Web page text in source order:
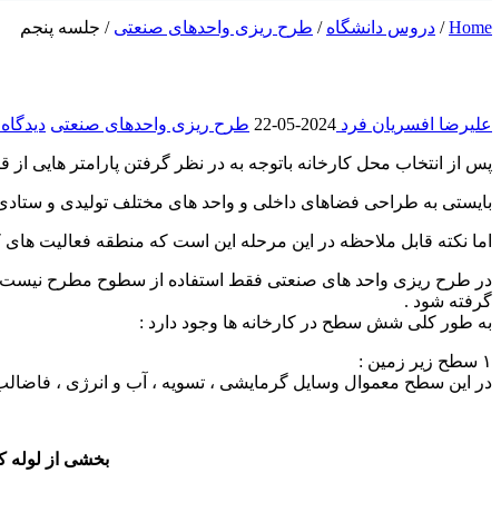
Home
/ دروس دانشگاه / طرح ریزی واحدهای صنعتی / جلسه پنجم
علیرضا افسریان فرد 2024-05-22 طرح ریزی واحدهای صنعتی
پس از انتخاب محل کارخانه باتوجه به در نظر گرفتن پارامتر هایی
بایستی به طراحی فضاهای داخلی و واحد های مختلف تولیدی و
اما نکته قابل ملاحظه در این مرحله این است که منطقه فعالیت
در طرح ریزی واحد های صنعتی فقط استفاده از سطوح مطرح نیست
گرفته شود .
به طور کلی شش سطح در کارخانه ها وجود دارد :
۱ سطح زیر زمین :
در این سطح معموال وسایل گرمایشی ، تسویه ، آب و انرژی ،
بخشی از لوله